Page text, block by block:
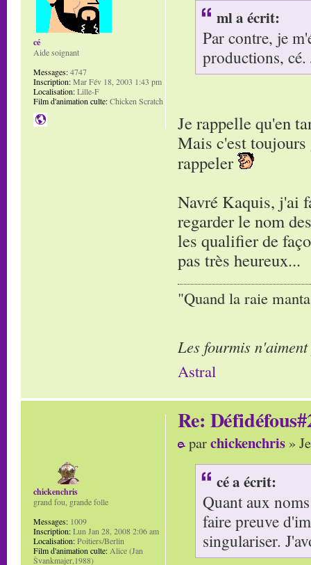
ml a écrit:
Par contre, je
productions,
Je rappelle qu'en
Mais c'est
rappeler
Navré Kaquis, j'ai
regarder le nom
les qualifier de
pas très heureux...
"Quand la raie
Les fourmis
Astral
cé
Aide soignant
Messages:4747
Inscription:Mar Fév 18, 2003 1:43 pm
Localisation:Lille-F
Film d'animation culte:Chicken Scratch
Re:
parchickenchris »
cé a écrit:
Quant aux
faire preuve
singulariser.
chickenchris
grand fou, grande folle
Messages: 1009
Inscription:Lun Jan 28, 2008 2:06 am
Localisation:Poitiers/Berlin
Film d'animation culte:Alice (Jan
Švankmajer,1988)